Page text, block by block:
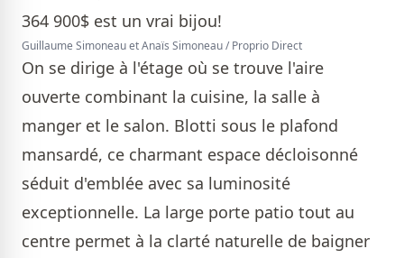
Guillaume Simoneau et Anaïs Simoneau / Proprio Direct
On se dirige à l'étage où se trouve l'aire
ouverte combinant la cuisine, la salle à
manger et le salon. Blotti sous le plafond
mansardé, ce charmant espace décloisonné
séduit d'emblée avec sa luminosité
exceptionnelle. La large porte patio tout au
centre permet à la clarté naturelle de baigner